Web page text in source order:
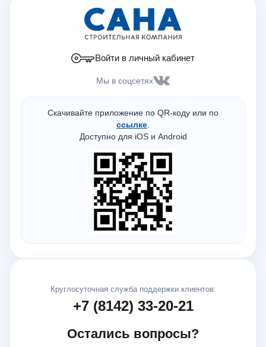
Войти в личный кабинет
Мы в соцсетях
Скачивайте приложение по QR-коду или по
ссылке
Доступно для iOS и Android
Круглосуточная служба поддержки клиентов:
+7 (8142) 33-20-21
Остались вопросы?